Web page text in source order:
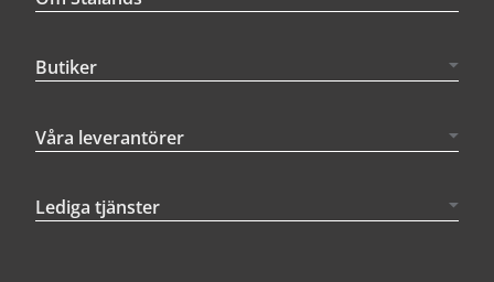
Butiker
Våra leverantörer
Lediga tjänster